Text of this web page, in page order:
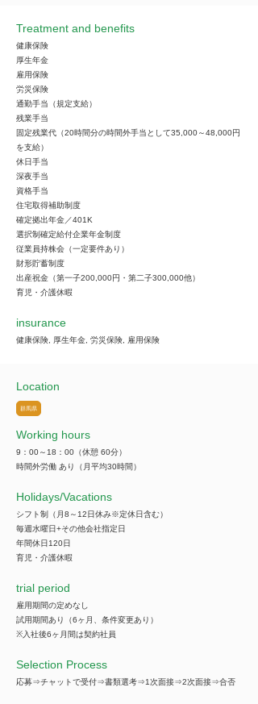
Treatment and benefits
健康保険
厚生年金
雇用保険
労災保険
通勤手当（規定支給）
残業手当
固定残業代（20時間分の時間外手当として35,000～48,000円
を支給）
休日手当
深夜手当
資格手当
住宅取得補助制度
確定拠出年金／401K
選択制確定給付企業年金制度
従業員持株会（一定要件あり）
財形貯蓄制度
出産祝金（第一子200,000円・第二子300,000他）
育児・介護休暇
insurance
健康保険, 厚生年金, 労災保険, 雇用保険
Location
群馬県
Working hours
9：00～18：00（休憩 60分）
時間外労働 あり（月平均30時間）
​Holidays/Vacations
シフト制（月8～12日休み※定休日含む）
毎週水曜日+その他会社指定日
年間休日120日
育児・介護休暇
trial period
雇用期間の定めなし
試用期間あり（6ヶ月、条件変更あり）
※入社後6ヶ月間は契約社員
Selection Process
応募⇒チャットで受付⇒書類選考⇒1次面接⇒2次面接⇒合否